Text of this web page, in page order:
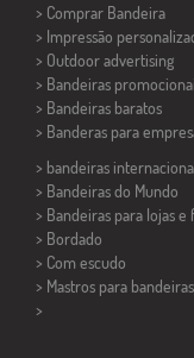
> Comprar Bandeira
> Impressão
> Outdoor advertising
> Bandeiras
> Bandeiras baratos
> Banderas para
> bandeiras
> Bandeiras do Mundo
> Bandeiras para lojas e
> Bordado
> Com escudo
> Mastros para bandeiras
>